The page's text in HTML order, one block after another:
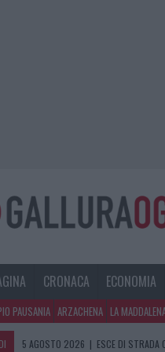
CRONACA ECONOMIA
PAUSANIA ARZACHENA LA
5 AGOSTO 2026 | ESCE DI STRADA
5 AGOSTO 2026 | TURISTE SI